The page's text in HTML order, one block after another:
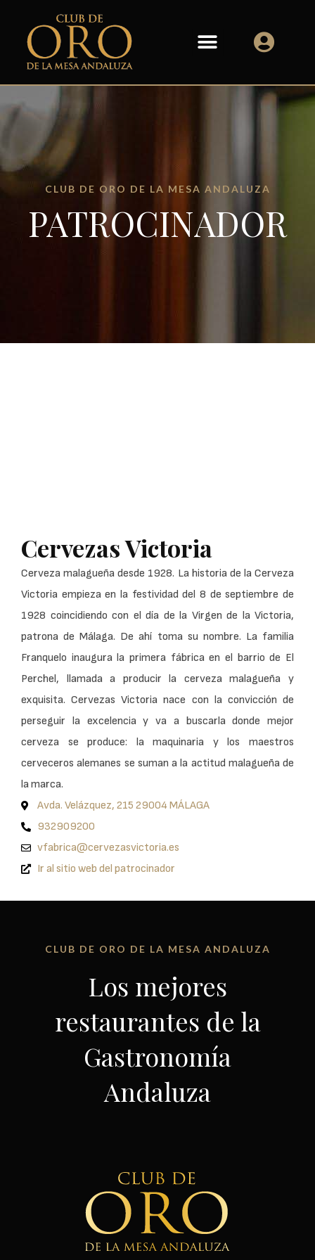
CLUB DE ORO DE LA MESA ANDALUZA
PATROCINADOR
Cervezas Victoria
Cerveza malagueña desde 1928. La historia de la Cerveza
Victoria empieza en la festividad del 8 de septiembre de
1928 coincidiendo con el día de la Virgen de la Victoria,
patrona de Málaga. De ahí toma su nombre. La familia
Franquelo inaugura la primera fábrica en el barrio de El
Perchel, llamada a producir la cerveza malagueña y
exquisita. Cervezas Victoria nace con la convicción de
perseguir la excelencia y va a buscarla donde mejor
cerveza se produce: la maquinaria y los maestros
cerveceros alemanes se suman a la actitud malagueña de
la marca.
Avda. Velázquez, 215 29004 MÁLAGA
932909200
vfabrica@cervezasvictoria.es
Ir al sitio web del patrocinador
CLUB DE ORO DE LA MESA ANDALUZA
Los mejores
restaurantes de la
Gastronomía
Andaluza